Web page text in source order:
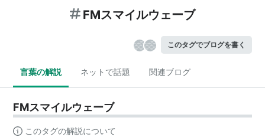
FMスマイルウェーブ
このタグでブログを書く
言葉の解説 ネットで話題 関連ブログ
FMスマイルウェーブ
このタグの解説について